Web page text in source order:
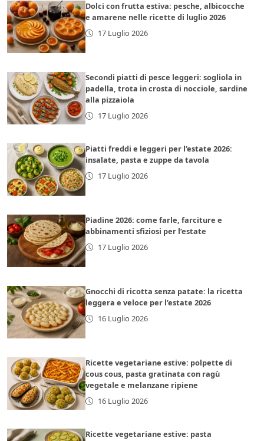
Dolci con frutta estiva: pesche, albicocche
e amarene nelle ricette di luglio 2026
17 Luglio 2026
Secondi piatti di pesce leggeri: sogliola in
padella, trota in crosta di nocciole, sardine
alla pizzaiola
17 Luglio 2026
Piatti freddi e leggeri per l’estate 2026:
insalate, pasta e zuppe da tavola
17 Luglio 2026
Piadine 2026: come farle, farciture e
abbinamenti sfiziosi per l’estate
17 Luglio 2026
Gnocchi di ricotta senza patate: la ricetta
leggera e veloce per l’estate 2026
16 Luglio 2026
Ricette vegetariane estive: polpette di
cous cous, pasta gratinata con ragù
vegetale e melanzane ripiene
16 Luglio 2026
Ricette vegetariane estive: pasta